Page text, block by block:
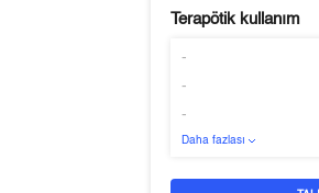
Terapötik kullanım
-
-
-
Daha fazlası